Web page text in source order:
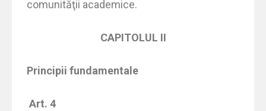
comunităţii academice.
CAPITOLUL II
Principii fundamentale
Art. 4